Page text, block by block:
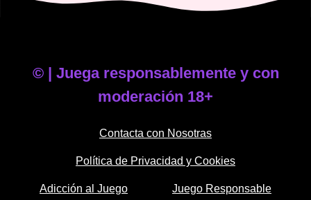
© | Juega responsablemente y con
moderación 18+
Contacta con Nosotras
Política de Privacidad y Cookies
Adicción al Juego Juego Responsable